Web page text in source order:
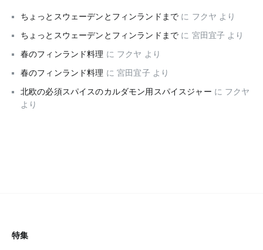
ちょっとスウェーデンとフィンランドまで に フクヤ より
ちょっとスウェーデンとフィンランドまで に 宮田宜子 より
春のフィンランド料理 に フクヤ より
春のフィンランド料理 に宮田宜子 より
北欧の必須スパイスのカルダモン用スパイスジャー に フクヤ
より
特集